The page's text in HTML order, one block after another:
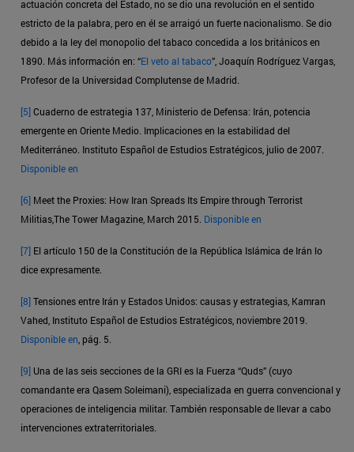
actuación concreta del Estado, no se dio una revolución en el sentido
estricto de la palabra, pero en él se arraigó un fuerte nacionalismo. Se dio
debido a la ley del monopolio del tabaco concedida a los británicos en
1890. Más información en: “El veto al tabaco”, Joaquín Rodríguez Vargas,
Profesor de la Universidad Complutense de Madrid.
[5]Cuaderno de estrategia 137, Ministerio de Defensa: Irán, potencia
emergente en Oriente Medio. Implicaciones en la estabilidad del
Mediterráneo. Instituto Español de Estudios Estratégicos, julio de 2007.
Disponible en
[6] Meet the Proxies: How Iran Spreads Its Empire through Terrorist
Militias,The Tower Magazine, March 2015. Disponible en
[7] El artículo 150 de la Constitución de la República Islámica de Irán lo
dice expresamente.
[8]Tensiones entre Irán y Estados Unidos: causas y estrategias, Kamran
Vahed, Instituto Español de Estudios Estratégicos, noviembre 2019.
Disponible en , pág. 5.
[9] Una de las seis secciones de la GRI es la Fuerza “Quds” (cuyo
comandante era Qasem Soleimani), especializada en guerra convencional y
operaciones de inteligencia militar. También responsable de llevar a cabo
intervenciones extraterritoriales.